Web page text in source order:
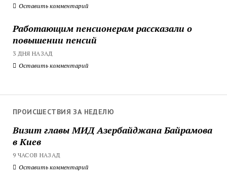
Оставить комментарий
Работающим пенсионерам рассказали о
повышении пенсий
3 ДНЯ НАЗАД
Оставить комментарий
ПРОИСШЕСТВИЯ ЗА НЕДЕЛЮ
Визит главы МИД Азербайджана Байрамова
в Киев
9 ЧАСОВ НАЗАД
Оставить комментарий